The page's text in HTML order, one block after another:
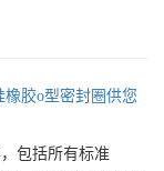
橡胶o型密封圈供您
包括所有标准